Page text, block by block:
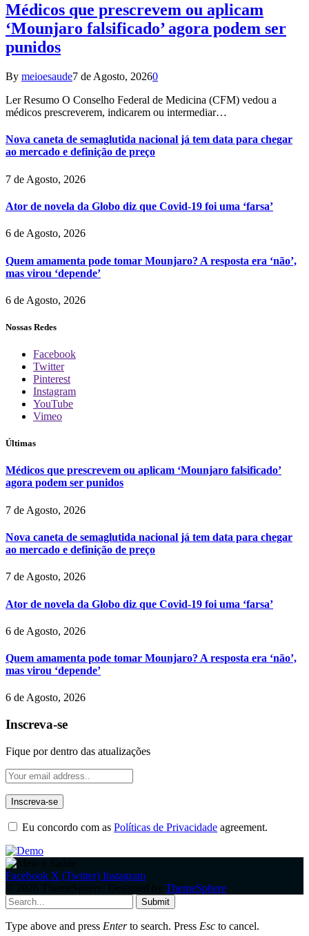
Médicos que prescrevem ou aplicam
‘Mounjaro falsificado’ agora podem ser
punidos
By meioesaude7 de Agosto, 20260
Ler Resumo O Conselho Federal de Medicina (CFM) vedou a
médicos prescreverem, indicarem ou intermediar…
Nova caneta de semaglutida nacional já tem data para chegar
ao mercado e definição de preço
7 de Agosto, 2026
Ator de novela da Globo diz que Covid-19 foi uma ‘farsa’
6 de Agosto, 2026
Quem amamenta pode tomar Mounjaro? A resposta era ‘não’,
mas virou ‘depende’
6 de Agosto, 2026
Nossas Redes
Facebook
Twitter
Pinterest
Instagram
YouTube
Vimeo
Últimas
Médicos que prescrevem ou aplicam ‘Mounjaro falsificado’
agora podem ser punidos
7 de Agosto, 2026
Nova caneta de semaglutida nacional já tem data para chegar
ao mercado e definição de preço
7 de Agosto, 2026
Ator de novela da Globo diz que Covid-19 foi uma ‘farsa’
6 de Agosto, 2026
Quem amamenta pode tomar Mounjaro? A resposta era ‘não’,
mas virou ‘depende’
6 de Agosto, 2026
Inscreva-se
Fique por dentro das atualizações
Eu concordo com as Políticas de Privacidade agreement.
Facebook X (Twitter) Instagram
ThemeSphere
Submit
Type above and press Enterto search. Press Esc to cancel.